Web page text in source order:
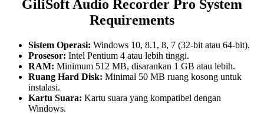
GiliSoft Audio Recorder Pro System
Requirements
Sistem Operasi: Windows 10, 8.1, 8, 7 (32-bit atau 64-bit).
Prosesor: Intel Pentium 4 atau lebih tinggi.
RAM: Minimum 512 MB, disarankan 1 GB atau lebih.
Ruang Hard Disk: Minimal 50 MB ruang kosong untuk
instalasi.
Kartu Suara: Kartu suara yang kompatibel dengan
Windows.